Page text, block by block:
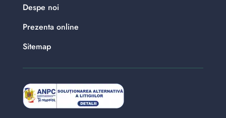
Despe noi
Prezenta online
Sitemap